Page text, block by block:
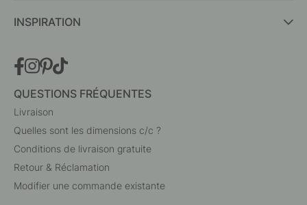
INSPIRATION
QUESTIONS FRÉQUENTES
Livraison
Quelles sont les dimensions c/c ?
Conditions de livraison gratuite
Retour & Réclamation
Modifier une commande existante